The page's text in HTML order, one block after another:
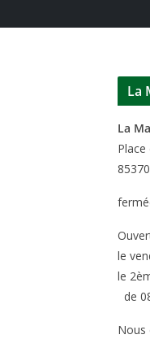
La
La
Place
85370
le
le
de
Nous